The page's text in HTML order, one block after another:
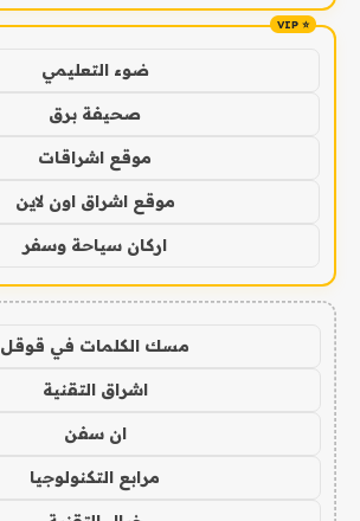
ضوء التعليمي
صحيفة برق
موقع اشراقات
موقع اشراق اون لاين
اركان سياحة وسفر
مسك الكلمات في قوقل
اشراق التقنية
ان سفن
مرابع التكنولوجيا